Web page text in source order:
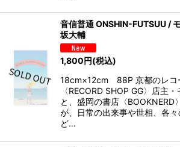
音信普通 ONSHIN-FUTSUU /
坂大輔
1,800円(税込)
18cm×12cm 88P 京都のレコ
〈RECORD SHOP GG〉店主
と、盛岡の書店〈BOOKNERD
が、日常の出来事や世相、各
ど…